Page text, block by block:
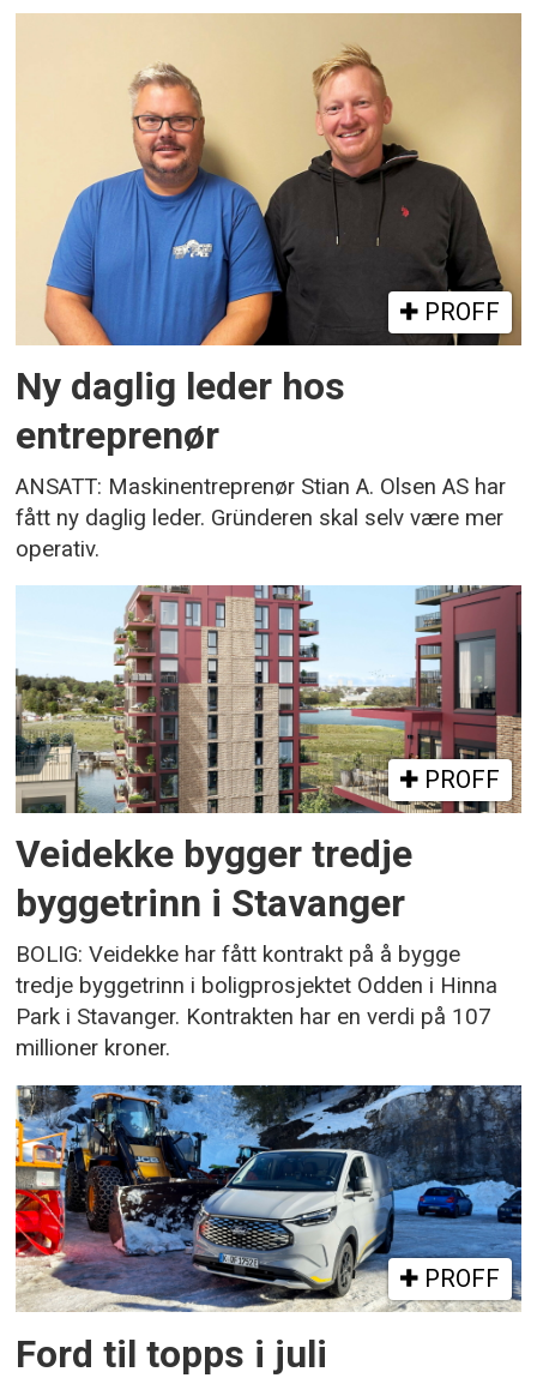
PROFF
Ny daglig leder hos
entreprenør
ANSATT: Maskinentreprenør Stian A. Olsen AS har
fått ny daglig leder. Gründeren skal selv være mer
operativ.
PROFF
Veidekke bygger tredje
byggetrinn i Stavanger
BOLIG: Veidekke har fått kontrakt på å bygge
tredje byggetrinn i boligprosjektet Odden i Hinna
Park i Stavanger. Kontrakten har en verdi på 107
millioner kroner.
PROFF
Ford til topps i juli